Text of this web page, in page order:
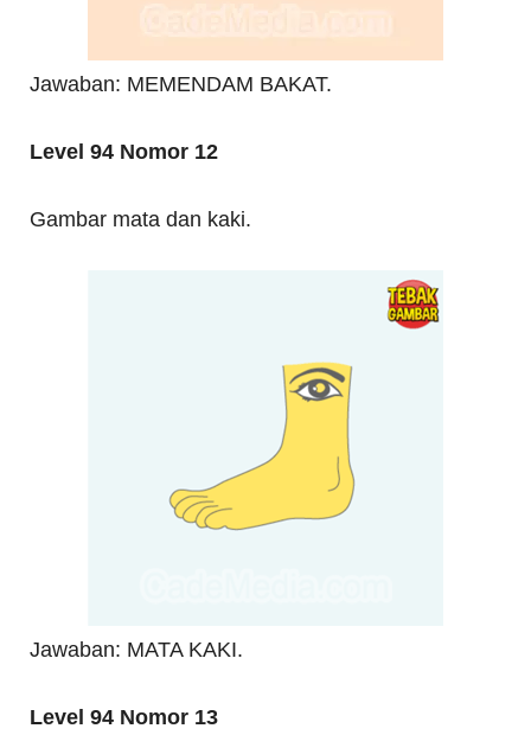
Jawaban: MEMENDAM BAKAT.
Level 94 Nomor 12
Gambar mata dan kaki.
Jawaban: MATA KAKI.
Level 94 Nomor 13